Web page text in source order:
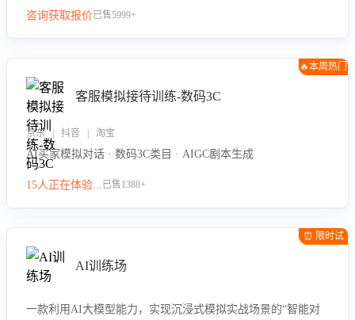
咨询获取报价已售5999+
🔥本周热门
客服模拟接待训练-数码3C
京东 | 抖音 | 淘宝
AI买家模拟对话 · 数码3C类目 · AIGC剧本生成
15人正在体验...已售1388+
⏰ 限时试
AI训练场
一款利用AI大模型能力，实现沉浸式模拟实战场景的“智能对